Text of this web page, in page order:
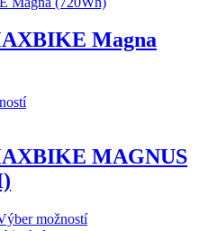
Magna
Tento
viacero
variantov.
môžete
MAGNUS
možnostíTento